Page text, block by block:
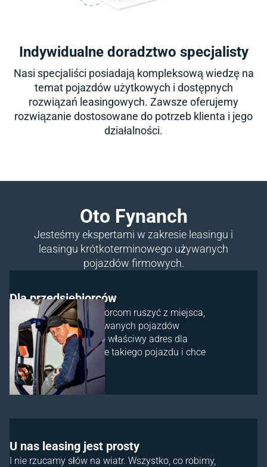
Indywidualne doradztwo specjalisty
Nasi specjaliści posiadają kompleksową wiedzę na
temat pojazdów użytkowych i dostępnych
rozwiązań leasingowych. Zawsze oferujemy
rozwiązanie dostosowane do potrzeb klienta i jego
działalności.
Oto Fynanch
Jesteśmy ekspertami w zakresie leasingu i
leasingu krótkoterminowego używanych
pojazdów firmowych.
Dla przedsiębiorców
Pomagamy przedsiębiorcom ruszyć z miejsca,
ułatwiając leasing używanych pojazdów
firmowych. Fynanch to właściwy adres dla
każdego, kto potrzebuje takiego pojazdu i chce
wziąć go w leasing.
U nas leasing jest prosty
I nie rzucamy słów na wiatr. Wszystko, co robimy,